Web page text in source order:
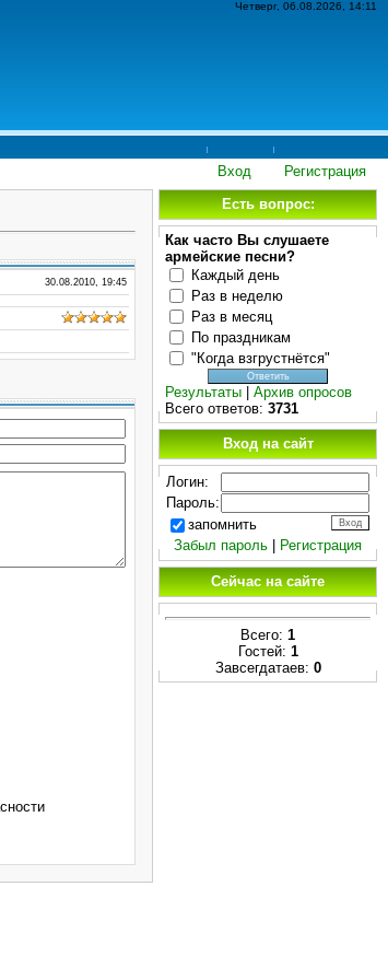
Четверг, 06.08.2026, 14:11
Регистрация
Вход
30.08.2010, 19:45
Есть вопрос:
Как часто Вы слушаете
армейские песни?
Каждый день
Раз в неделю
Раз в месяц
По праздникам
"Когда взгрустнётся"
Результаты
Архив опросов
Всего ответов: 3731
Вход на сайт
Логин:
Пароль:
запомнить
Забыл пароль
Регистрация
Сейчас на сайте
Всего: 1
Гостей: 1
Завсегдатаев: 0